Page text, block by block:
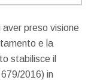
preso visione
e la
stabilisce il
2016) in